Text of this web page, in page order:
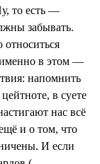
то есть —
забывать.
в этом —
напомнить
в суете
нас всё
и о том, что
И если